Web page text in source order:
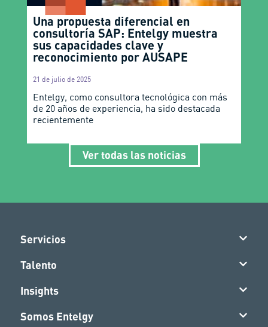
Una propuesta diferencial en
consultoría SAP: Entelgy muestra
sus capacidades clave y
reconocimiento por AUSAPE
21 de julio de 2025
Entelgy, como consultora tecnológica con más
de 20 años de experiencia, ha sido destacada
recientemente
Ver todas las noticias
Servicios
Talento
Insights
Somos Entelgy